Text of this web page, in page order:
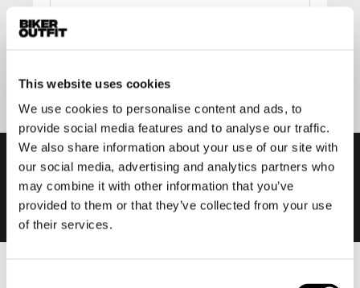
This website uses cookies
We use cookies to personalise content and ads, to
provide social media features and to analyse our traffic.
We also share information about your use of our site with
our social media, advertising and analytics partners who
may combine it with other information that you’ve
provided to them or that they’ve collected from your use
of their services.